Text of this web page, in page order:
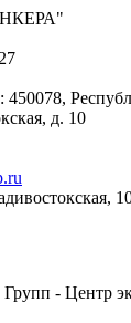
д. 10
- Центр